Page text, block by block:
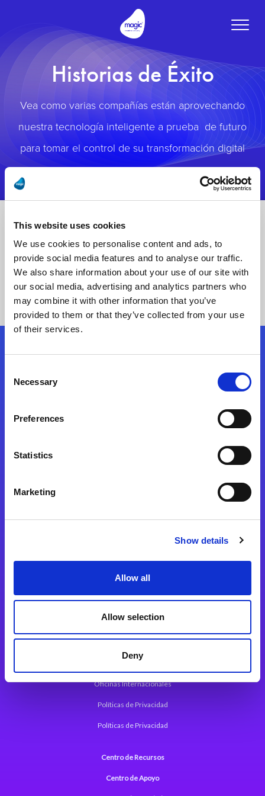
This website uses cookies
We use cookies to personalise content and ads, to
provide social media features and to analyse our traffic.
We also share information about your use of our site with
our social media, advertising and analytics partners who
may combine it with other information that you’ve
provided to them or that they’ve collected from your use
of their services.
Selection
Necessary
Preferences
Statistics
Marketing
Show details
Allow all
Allow selection
Deny
Toggle
Historias de Éxito
Vea como varias compañías están aprovechando
nuestra tecnología inteligente a prueba de futuro
para tomar el control de su transformación digital
Síganos
Magic xpi Plataforma de Integración
Comunicados de Prensa (Inglés)
Acerca de Magic
Oficinas Internacionales
Políticas de Privacidad
Políticas de Privacidad
Centro de Recursos
Centro de Apoyo